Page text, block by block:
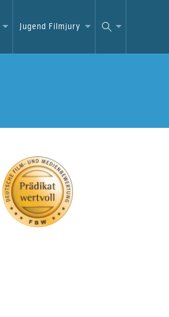
Jugend Filmjury